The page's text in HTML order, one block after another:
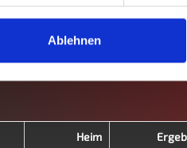
Ablehnen
Emmering 0 0 0
0
Heim